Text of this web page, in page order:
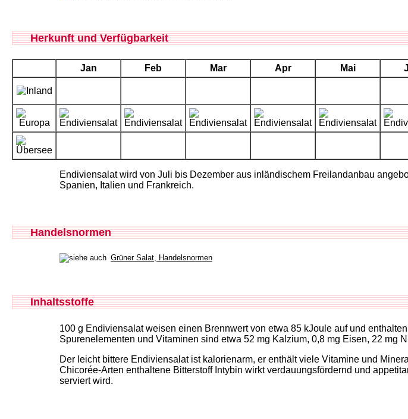
Herkunft und Verfügbarkeit
Jan Feb Mar Apr Mai
Endiviensalat wird von Juli bis Dezember aus inländischem Freilandanbau
Spanien, Italien und Frankreich.
Handelsnormen
Grüner Salat, Handelsnormen
Inhaltsstoffe
100 g Endiviensalat weisen einen Brennwert von etwa 85 kJoule auf und
Spurenelementen und Vitaminen sind etwa 52 mg Kalzium, 0,8 mg Eisen, 22 mg
Der leicht bittere Endiviensalat ist kalorienarm, er enthält viele Vitamine und
Chicorée-Arten enthaltene Bitterstoff Intybin wirkt verdauungsfördernd und
serviert wird.